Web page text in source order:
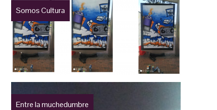
Somos Cultura
Entre la muchedumbre